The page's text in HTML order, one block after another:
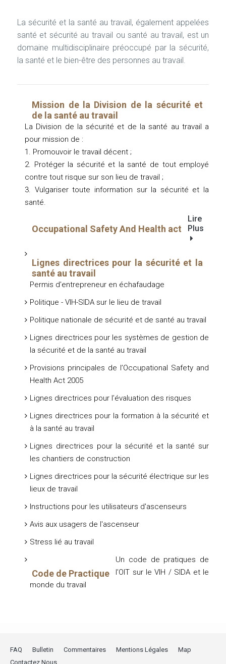
La sécurité et la santé au travail, également appelées
santé et sécurité au travail ou santé au travail, est un
domaine multidisciplinaire préoccupé par la sécurité,
la santé et le bien-être des personnes au travail.
Mission de la Division de la sécurité et
de la santé au travail
La Division de la sécurité et de la santé au travail a
pour mission de :
1. Promouvoir le travail décent ;
2. Protéger la sécurité et la santé de tout employé
contre tout risque sur son lieu de travail ;
3. Vulgariser toute information sur la sécurité et la
santé.
Occupational Safety And Health act
Lire
Plus
Lignes directrices pour la sécurité et la
santé au travail
Permis d'entrepreneur en échafaudage
Politique - VIH-SIDA sur le lieu de travail
Politique nationale de sécurité et de santé au travail
Lignes directrices pour les systèmes de gestion de
la sécurité et de la santé au travail
Provisions principales de l’Occupational Safety and
Health Act 2005
Lignes directrices pour l’évaluation des risques
Lignes directrices pour la formation à la sécurité et
à la santé au travail
Lignes directrices pour la sécurité et la santé sur
les chantiers de construction
Lignes directrices pour la sécurité électrique sur les
lieux de travail
Instructions pour les utilisateurs d'ascenseurs
Avis aux usagers de l'ascenseur
Stress lié au travail
Code de Practique
Un code de pratiques de
l’OIT sur le VIH / SIDA et le
monde du travail
FAQ Bulletin Commentaires Mentions Légales
Map
Contactez Nous